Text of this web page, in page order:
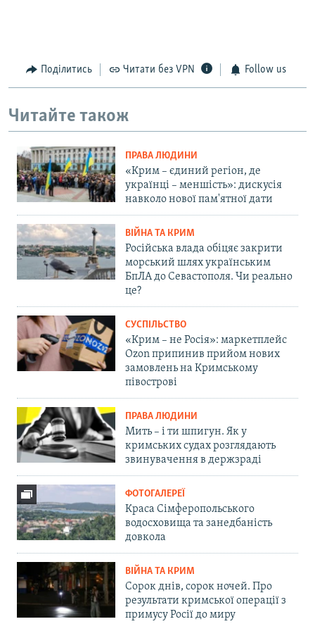
Поділитись Читати без VPN Follow us
Читайте також
ПРАВА ЛЮДИНИ
«Крим – єдиний регіон, де
українці – меншість»: дискусія
навколо нової пам'ятної дати
ВІЙНА ТА КРИМ
Російська влада обіцяє закрити
морський шлях українським
БпЛА до Севастополя. Чи реально
це?
СУСПІЛЬСТВО
«Крим – не Росія»: маркетплейс
Ozon припинив прийом нових
замовлень на Кримському
півострові
ПРАВА ЛЮДИНИ
Мить – і ти шпигун. Як у
кримських судах розглядають
звинувачення в держзраді
ФОТОГАЛЕРЕЇ
Краса Сімферопольського
водосховища та занедбаність
довкола
ВІЙНА ТА КРИМ
Сорок днів, сорок ночей. Про
результати кримської операції з
примусу Росії до миру